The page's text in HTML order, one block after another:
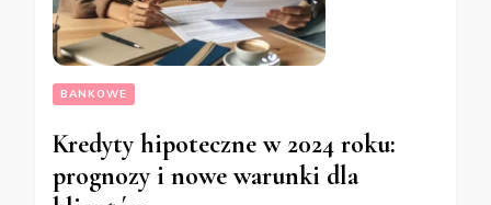
BANKOWE
Kredyty hipoteczne w 2024 roku:
prognozy i nowe warunki dla